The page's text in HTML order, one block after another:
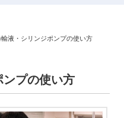
・シリンジポンプの使い方
プの使い方